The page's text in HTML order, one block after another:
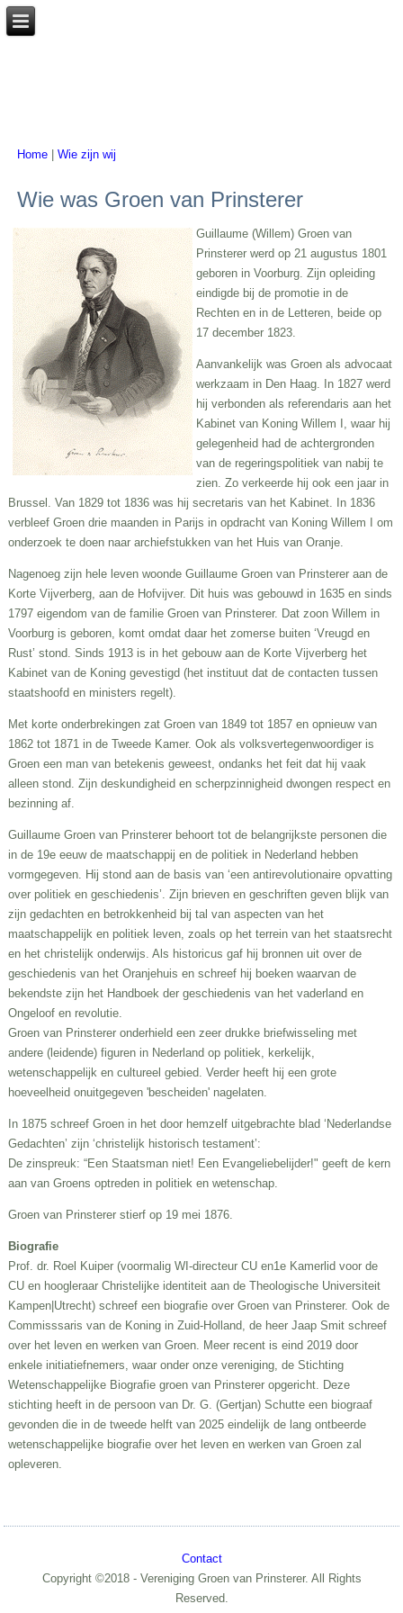
U bent hier
Home| Wie zijn wij
Wie was Groen van Prinsterer
Guillaume (Willem) Groen van
Prinsterer werd op 21 augustus 1801
geboren in Voorburg. Zijn opleiding
eindigde bij de promotie in de
Rechten en in de Letteren, beide op
17 december 1823.
Aanvankelijk was Groen als advocaat
werkzaam in Den Haag. In 1827 werd
hij verbonden als referendaris aan het
Kabinet van Koning Willem I, waar hij
gelegenheid had de achtergronden
van de regeringspolitiek van nabij te
zien. Zo verkeerde hij ook een jaar in
Brussel. Van 1829 tot 1836 was hij secretaris van het Kabinet. In 1836
verbleef Groen drie maanden in Parijs in opdracht van Koning Willem I om
onderzoek te doen naar archiefstukken van het Huis van Oranje.
Nagenoeg zijn hele leven woonde Guillaume Groen van Prinsterer aan de
Korte Vijverberg, aan de Hofvijver. Dit huis was gebouwd in 1635 en sinds
1797 eigendom van de familie Groen van Prinsterer. Dat zoon Willem in
Voorburg is geboren, komt omdat daar het zomerse buiten ‘Vreugd en
Rust’ stond. Sinds 1913 is in het gebouw aan de Korte Vijverberg het
Kabinet van de Koning gevestigd (het instituut dat de contacten tussen
staatshoofd en ministers regelt).
Met korte onderbrekingen zat Groen van 1849 tot 1857 en opnieuw van
1862 tot 1871 in de Tweede Kamer. Ook als volksvertegenwoordiger is
Groen een man van betekenis geweest, ondanks het feit dat hij vaak
alleen stond. Zijn deskundigheid en scherpzinnigheid dwongen respect en
bezinning af.
Guillaume Groen van Prinsterer behoort tot de belangrijkste personen die
in de 19e eeuw de maatschappij en de politiek in Nederland hebben
vormgegeven. Hij stond aan de basis van ‘een antirevolutionaire opvatting
over politiek en geschiedenis’. Zijn brieven en geschriften geven blijk van
zijn gedachten en betrokkenheid bij tal van aspecten van het
maatschappelijk en politiek leven, zoals op het terrein van het staatsrecht
en het christelijk onderwijs. Als historicus gaf hij bronnen uit over de
geschiedenis van het Oranjehuis en schreef hij boeken waarvan de
bekendste zijn het Handboek der geschiedenis van het vaderland en
Ongeloof en revolutie.
Groen van Prinsterer onderhield een zeer drukke briefwisseling met
andere (leidende) figuren in Nederland op politiek, kerkelijk,
wetenschappelijk en cultureel gebied. Verder heeft hij een grote
hoeveelheid onuitgegeven 'bescheiden' nagelaten.
In 1875 schreef Groen in het door hemzelf uitgebrachte blad ‘Nederlandse
Gedachten’ zijn ‘christelijk historisch testament’:
De zinspreuk: “Een Staatsman niet! Een Evangeliebelijder!" geeft de kern
aan van Groens optreden in politiek en wetenschap.
Groen van Prinsterer stierf op 19 mei 1876.
Biografie
Prof. dr. Roel Kuiper (voormalig WI-directeur CU en1e Kamerlid voor de
CU en hoogleraar Christelijke identiteit aan de Theologische Universiteit
Kampen|Utrecht) schreef een biografie over Groen van Prinsterer. Ook de
Commisssaris van de Koning in Zuid-Holland, de heer Jaap Smit schreef
over het leven en werken van Groen. Meer recent is eind 2019 door
enkele initiatiefnemers, waar onder onze vereniging, de Stichting
Wetenschappelijke Biografie groen van Prinsterer opgericht. Deze
stichting heeft in de persoon van Dr. G. (Gertjan) Schutte een biograaf
gevonden die in de tweede helft van 2025 eindelijk de lang ontbeerde
wetenschappelijke biografie over het leven en werken van Groen zal
opleveren.
Contact
Copyright ©2018 - Vereniging Groen van Prinsterer. All Rights
Reserved.